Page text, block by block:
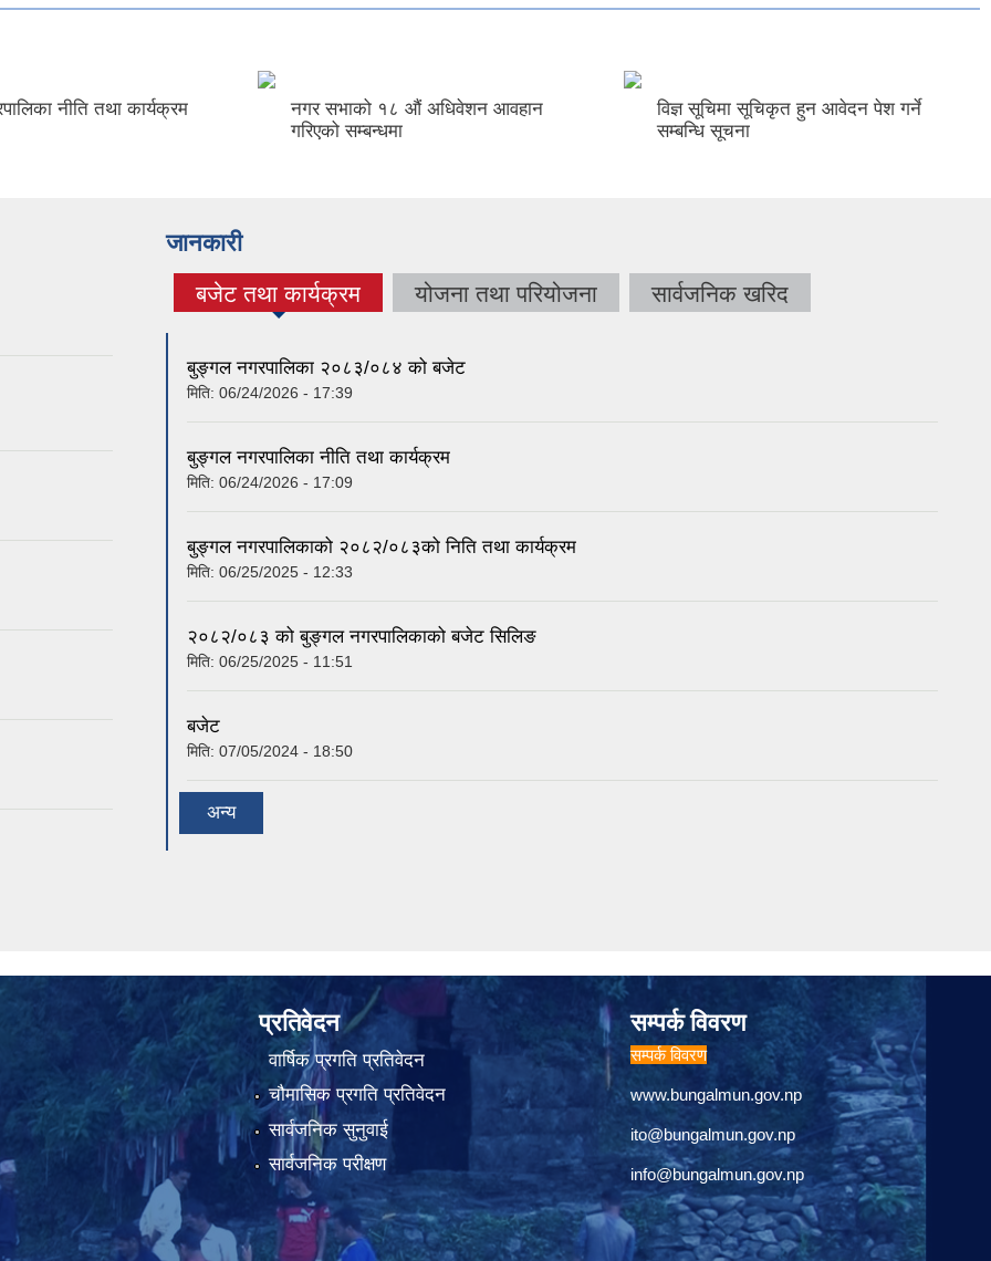
नीति तथा कार्यक्रम
नगर सभाको १८ औं अधिवेशन आवहान
गरिएको सम्बन्धमा
विज्ञ सूचिमा सूचिकृत हुन आवेदन पेश गर्ने
सम्बन्धि सूचना
जानकारी
बजेट तथा कार्यक्रम
(active tab) योजना तथा परियोजना सार्वजनिक खरिद
बुङ्गल नगरपालिका २०८३/०८४ को बजेट
मिति: 06/24/2026 - 17:39
बुङ्गल नगरपालिका नीति तथा कार्यक्रम
मिति: 06/24/2026 - 17:09
बुङ्गल नगरपालिकाको २०८२/०८३को निति तथा कार्यक्रम
मिति: 06/25/2025 - 12:33
२०८२/०८३ को बुङ्गल नगरपालिकाको बजेट सिलिङ
मिति: 06/25/2025 - 11:51
बजेट
मिति: 07/05/2024 - 18:50
अन्य
प्रतिवेदन
वार्षिक प्रगति प्रतिवेदन
चौमासिक प्रगति प्रतिवेदन
सार्वजनिक सुनुवाई
सार्वजनिक परीक्षण
सम्पर्क विवरण
सम्पर्क विवरण
www.bungalmun.gov.np
ito@bungalmun.gov.np
info@bungalmun.gov.np